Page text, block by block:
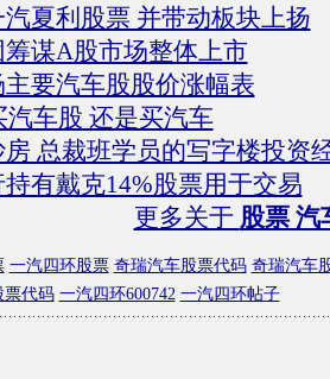
夏利股票 并带动板块上扬
谋A股市场整体上市
要汽车股股价涨幅表
汽车股 还是买汽车
总裁班学员的写字楼投资
有戴克14%股票用于交易
更多关于 股票 汽
一汽四环股票 奇瑞汽车股票代码 奇瑞汽车
票代码 一汽四环600742 一汽四环帖子